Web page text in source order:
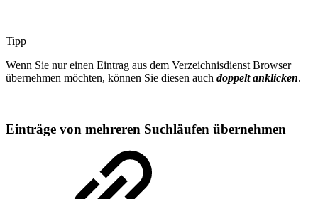
Tipp
Wenn Sie nur einen Eintrag aus dem Verzeichnisdienst Browser
übernehmen möchten, können Sie diesen auch doppelt anklicken.
Einträge von mehreren Suchläufen übernehmen